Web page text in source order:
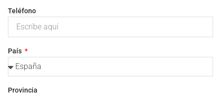
Teléfono
País
Provincia